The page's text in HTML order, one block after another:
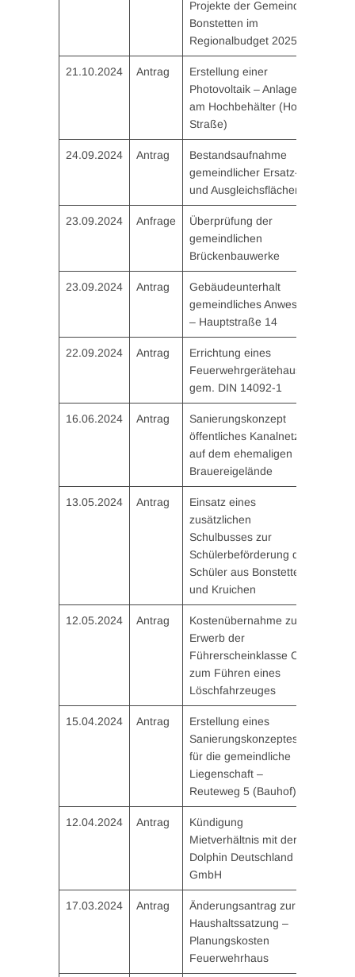
Projekte der Gemeinde
Bonstetten im
Regionalbudget 2025
21.10.2024 Antrag
Erstellung einer
Photovoltaik – Anlage
am Hochbehälter (Hohe
Straße)
24.09.2024 Antrag
Bestandsaufnahme
gemeindlicher Ersatz-
und Ausgleichsflächen
23.09.2024 Anfrage
Überprüfung der
gemeindlichen
Brückenbauwerke
23.09.2024 Antrag
Gebäudeunterhalt
gemeindliches Anwesen
– Hauptstraße 14
22.09.2024 Antrag
Errichtung eines
Feuerwehrgerätehauses
gem. DIN 14092-1
16.06.2024 Antrag
Sanierungskonzept
öffentliches Kanalnetz
auf dem ehemaligen
Brauereigelände
13.05.2024 Antrag
Einsatz eines
zusätzlichen
Schulbusses zur
Schülerbeförderung der
Schüler aus Bonstetten
und Kruichen
12.05.2024 Antrag
Kostenübernahme zum
Erwerb der
Führerscheinklasse C
zum Führen eines
Löschfahrzeuges
15.04.2024 Antrag
Erstellung eines
Sanierungskonzeptes
für die gemeindliche
Liegenschaft –
Reuteweg 5 (Bauhof)
12.04.2024 Antrag
Kündigung
Mietverhältnis mit der
Dolphin Deutschland
GmbH
17.03.2024 Antrag
Änderungsantrag zur
Haushaltssatzung –
Planungskosten
Feuerwehrhaus